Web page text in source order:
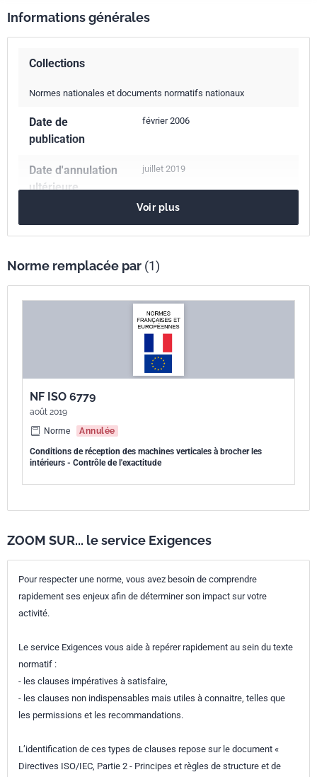
Informations générales
Collections
Normes nationales et documents normatifs nationaux
Date de
publication
février 2006
Date d'annulation
ultérieure
juillet 2019
1 - janvier 2006
Voir plus
Norme remplacée par (1)
NF ISO 6779
août 2019
Norme
Annulée
Conditions de réception des machines verticales à brocher les
intérieurs - Contrôle de l'exactitude
ZOOM SUR... le service Exigences
Pour respecter une norme, vous avez besoin de comprendre
rapidement ses enjeux afin de déterminer son impact sur votre
activité.
Le service Exigences vous aide à repérer rapidement au sein du texte
normatif :
- les clauses impératives à satisfaire,
- les clauses non indispensables mais utiles à connaitre, telles que
les permissions et les recommandations.
L’identification de ces types de clauses repose sur le document «
Directives ISO/IEC, Partie 2 - Principes et règles de structure et de